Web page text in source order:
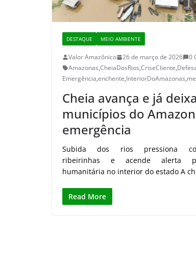
DESTAQUE MEIO AMBIENTE
Valor Amazônico 26 de março de 2026
0
Amazonas,CheiaDosRios,CriseCliente,
Emergência,enchente,InteriorDoAmazonas,
Cheia avança e já
municípios do
emergência
Subida dos rios pressiona
ribeirinhas e acende alerta
humanitária no interior do estado A
Read More